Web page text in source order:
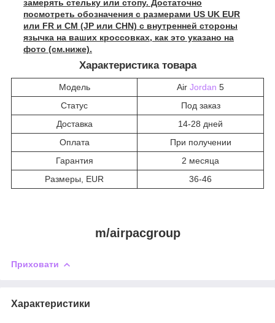
замерять стельку или стопу. Достаточно
посмотреть обозначения с размерами US UK EUR
или FR и СМ (JP или CHN) с внутренней стороны
язычка на ваших кроссовках, как это указано на
фото (см.ниже).
Характеристика товара
Модель Air Jordan 5
Статус
Под заказ
Доставка
14-28 дней
Оплата
При получении
Гарантия
2 месяца
Размеры, EUR
36-46
m/airpacgroup
Приховати
Характеристики